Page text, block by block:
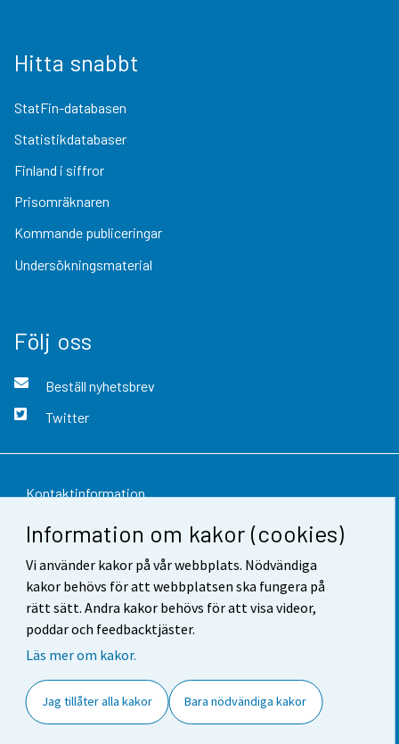
Information om kakor (cookies)
Vi använder kakor på vår webbplats. Nödvändiga
kakor behövs för att webbplatsen ska fungera på
rätt sätt. Andra kakor behövs för att visa videor,
poddar och feedbacktjäster.
Läs mer om kakor.
Jag tillåter alla kakor Bara nödvändiga kakor
Hitta snabbt
StatFin-databasen
Statistikdatabaser
Finland i siffror
Prisomräknaren
Kommande publiceringar
Undersökningsmaterial
Följ oss
Beställ nyhetsbrev
Twitter
Kontaktinformation
Respons
Användarvillkor
Dataskydd
Tillgänglighet
Cookie-inställningar